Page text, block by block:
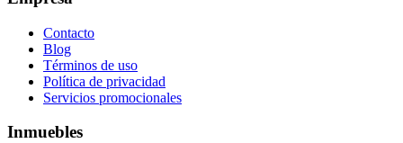
Contacto
Blog
Términos de uso
Política de privacidad
Servicios promocionales
Inmuebles